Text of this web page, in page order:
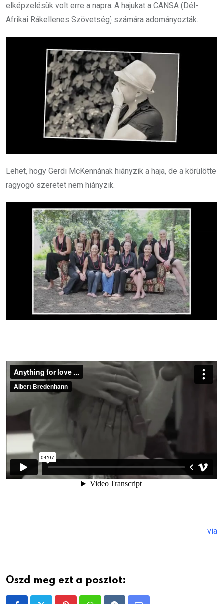
elképzelésük volt erre a napra. A hajukat a CANSA (Dél-
Afrikai Rákellenes Szövetség) számára adományozták.
Lehet, hogy Gerdi McKennának hiányzik a haja, de a körülötte
ragyogó szeretet nem hiányzik.
via
Oszd meg ezt a posztot: